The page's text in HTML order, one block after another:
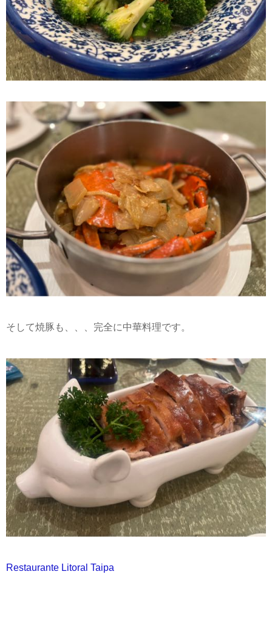
そして焼豚も、、、完全に中華料理です。
Restaurante Litoral Taipa